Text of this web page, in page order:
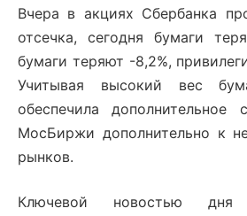
Вчера в акциях Сбербанка
отсечка, сегодня бумаги
бумаги теряют -8,2%,
Учитывая высокий вес
обеспечила дополнительное
МосБиржи дополнительно к
рынков.
Ключевой новостью дня